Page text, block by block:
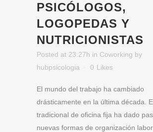
PSICÓLOGOS,
LOGOPEDAS Y
NUTRICIONISTAS
Posted at 23:27h in Coworking by
hubpsicologia
0 Likes
El mundo del trabajo ha cambiado
drásticamente en la última década.
tradicional de oficina fija ha dado
nuevas formas de organización